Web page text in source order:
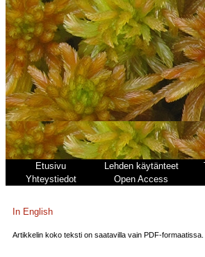
Etusivu Lehden käytänteet
Yhteystiedot
Open Access
In English
Artikkelin koko teksti on saatavilla vain PDF-formaatissa.